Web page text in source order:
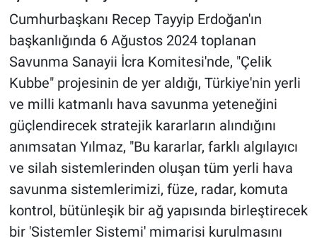
Cumhurbaşkanı Recep Tayyip Erdoğan'ın
başkanlığında 6 Ağustos 2024 toplanan
Savunma Sanayii İcra Komitesi'nde, "Çelik
Kubbe" projesinin de yer aldığı, Türkiye'nin yerli
ve milli katmanlı hava savunma yeteneğini
güçlendirecek stratejik kararların alındığını
anımsatan Yılmaz, "Bu kararlar, farklı algılayıcı
ve silah sistemlerinden oluşan tüm yerli hava
savunma sistemlerimizi, füze, radar, komuta
kontrol, bütünleşik bir ağ yapısında birleştirecek
bir 'Sistemler Sistemi' mimarisi kurulmasını